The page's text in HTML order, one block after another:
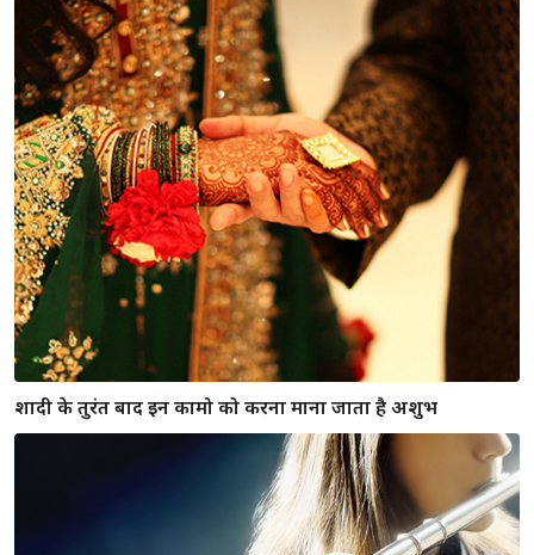
इन 5 कामो को कर गुरुवार के दिन पाए पैसों की तंगी से छुटकारा
रोजाना करने वाले ये 5 टोटके बदल देंगे किस्मत